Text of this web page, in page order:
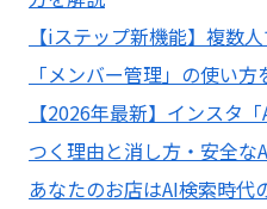
【iステップ新機能】複数
「メンバー管理」の使い
【2026年最新】インスタ
つく理由と消し方・安全な
あなたのお店はAI検索時代